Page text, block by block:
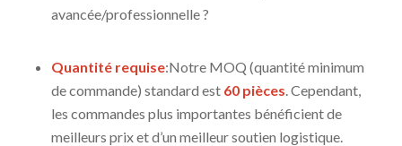
avancée/professionnelle ?
Quantité requise:Notre MOQ (quantité minimum
de commande) standard est 60 pièces. Cependant,
les commandes plus importantes bénéficient de
meilleurs prix et d’un meilleur soutien logistique.